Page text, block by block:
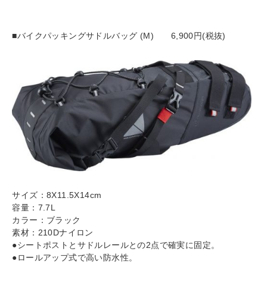
■バイクパッキングサドルバッグ (M) 6,900円(税抜)
サイズ：8X11.5X14cm
容量：7.7L
カラー：ブラック
素材：210Dナイロン
●シートポストとサドルレールとの2点で確実に固定。
●ロールアップ式で高い防水性。